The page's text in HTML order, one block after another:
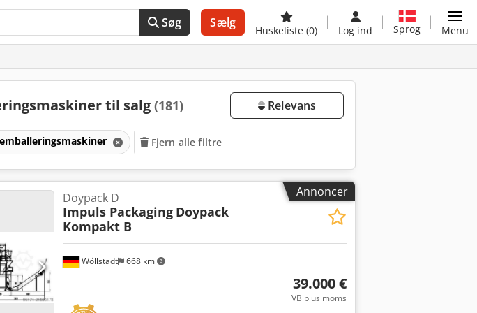
Søg Sælg
Huskeliste (0) Log ind Sprog Menu
til salg (181) Relevans
Fjern alle filtre
Annoncer
Wöllstadt 668 km
Doypack D
Impuls Packaging Doypack
Kompakt B
39.000 €
VB plus moms